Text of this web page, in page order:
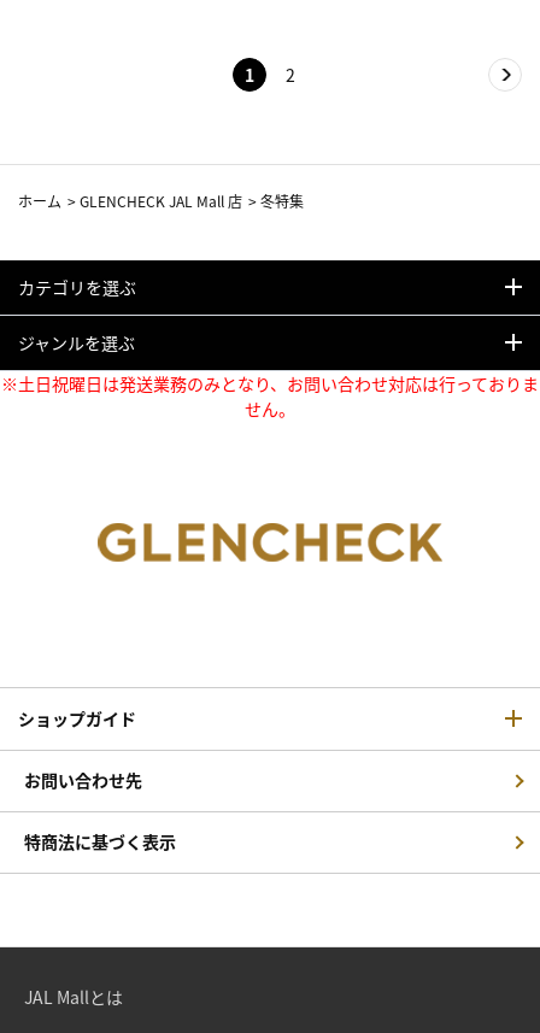
1 2
ホーム >GLENCHECK JAL Mall 店 >冬特集
カテゴリを選ぶ
ジャンルを選ぶ
※土日祝曜日は発送業務のみとなり、お問い合わせ対応は行っておりま
せん。
ショップガイド
お問い合わせ先
特商法に基づく表示
JAL Mallとは